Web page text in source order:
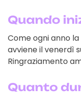
Quando
Come ogni anno
avviene il venerdì
Ringraziamento
Quanto